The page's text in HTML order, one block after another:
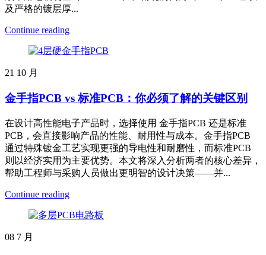
及严格的镀层厚...
Continue reading
21 10 月
金手指PCB vs 标准PCB：你必须了解的关键区别
在设计高性能电子产品时，选择使用 金手指PCB 还是标准
PCB，会直接影响产品的性能、耐用性与成本。金手指PCB
通过特殊镀金工艺实现更强的导电性和耐磨性，而标准PCB
则以经济实用为主要优势。本文将深入分析两者的核心差异，
帮助工程师与采购人员做出更明智的设计决策——并...
Continue reading
08 7 月